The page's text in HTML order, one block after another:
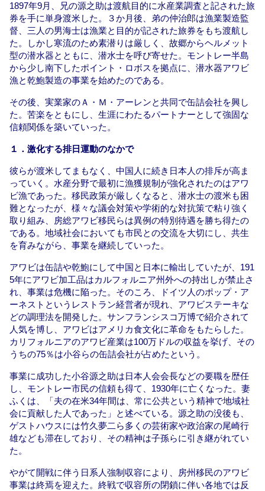
1897年9月、兄の源之助は渡航目的に水産業調査と記された旅
券を手に単身渡米した。３か月後、弟の仲治郎は漁業製造監
督、三人の男海士は漁業と目的が記された旅券をもち渡航し
た。しかし寒流のため素潜りは厳しく、故郷からヘルメット
型の潜水器とともに、潜水士を呼び寄せた。モントレー半島
から少し南下したポイント・ロボスを拠点に、潜水器アワビ
漁と乾鮑製造の事業を始めたのである。
その後、実業家のＡ・Ｍ・アーレンと共同で缶詰会社を興し
た。苦楽をともにし、生涯にわたるパートナーとして強固な
信頼関係を築いていった。
１．激化する排日運動のなかで
彼らが渡米してまもなく、中国人に続き日本人の排斥が高ま
っていく。水産分野で最初に漁獲規制が強化されたのはアワ
ビ漁であった。移民政策が厳しくなると、潜水士の渡米も困
難となったが、様々な議会対策や学術的な対抗策で粘り強く
取り組み、房総アワビ移民らは異例の特別待遇を勝ち得たの
である。地域社会においても市民との交流を大切にし、共生
を育みながら、事業を継続していった。
アワビは缶詰や乾鮑にして中国と日本に輸出していたが、191
5年にアワビ加工品はカルフォルニア州外への持出しが禁止さ
れ、事業は危機に陥った。そのころ、ドイツ人のポップ・ア
ーネストというレストラン経営者が現れ、アワビステーキな
どの調理法を開発した。サンフランシスコ万博で紹介されて
人気を博し、アワビはアメリカ食文化に革命をもたらした。
カリフォルニアのアワビ産業は100万ドルの収益を挙げ、その
うちの75％は小谷らの缶詰会社が占めたという。
事業に成功した小谷源之助は日本人会会長などの要職を歴任
し、モントレー市民の信頼も得て、1930年に亡くなった。妻
ふくは、「夫の在米34年間は、常に公共という精神で地域社
会に貢献した人であった」と述べている。源之助の没後も、
ゲストハウスには竹久夢二ら多くの芸術家や政治家の尾崎行
雄なども滞在しており、その精神は子孫らに引き継がれてい
た。
やがて開戦に伴う日系人強制収容により、房州移民のアワビ
事業は終焉を迎えた。終戦で収容所の閉鎖に伴い各地では反